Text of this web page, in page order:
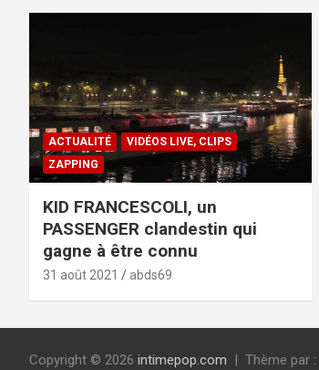
ACTUALITÉ
VIDÉOS LIVE, CLIPS
ZAPPING
KID FRANCESCOLI, un
PASSENGER clandestin qui
gagne à être connu
31 août 2021 abds69
Copyright © 2026 intimepop.com Thème par :